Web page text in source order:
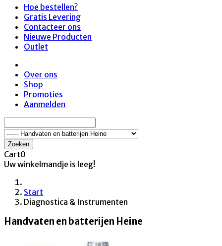
Hoe bestellen?
Gratis Levering
Contacteer ons
Nieuwe Producten
Outlet
Over ons
Shop
Promoties
Aanmelden
Zoeken
Cart0
Uw winkelmandje is leeg!
Start
Diagnostica & Instrumenten
Handvaten en batterijen Heine